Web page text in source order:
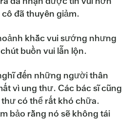
đã thuyên giảm.
khắc vui sướng nhưng
buồn vui lẫn lộn.
đến những người thân
vì ung thư. Các bác sĩ cũng
có thể rất khó chữa.
bảo rằng nó sẽ không tái